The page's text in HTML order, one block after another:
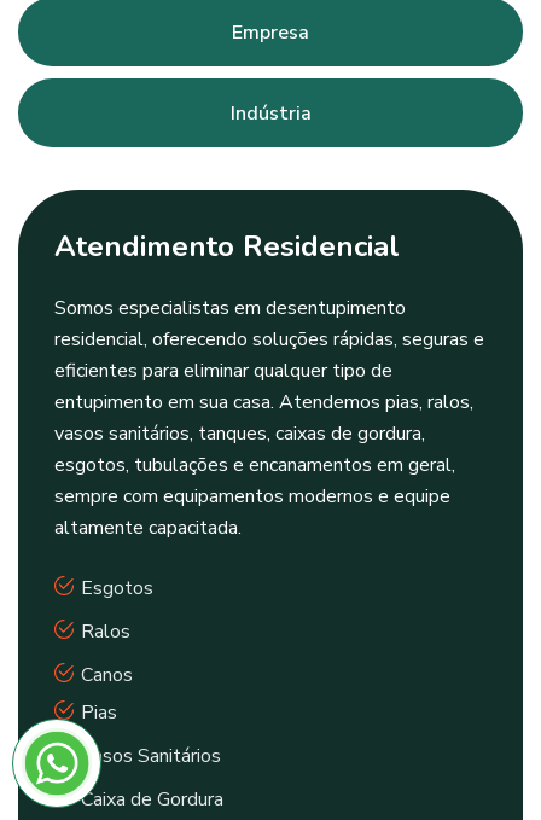
Empresa
Indústria
Atendimento Residencial
Somos especialistas em desentupimento
residencial, oferecendo soluções rápidas, seguras e
eficientes para eliminar qualquer tipo de
entupimento em sua casa. Atendemos pias, ralos,
vasos sanitários, tanques, caixas de gordura,
esgotos, tubulações e encanamentos em geral,
sempre com equipamentos modernos e equipe
altamente capacitada.
Esgotos
Ralos
Canos
Pias
Vasos Sanitários
Caixa de Gordura